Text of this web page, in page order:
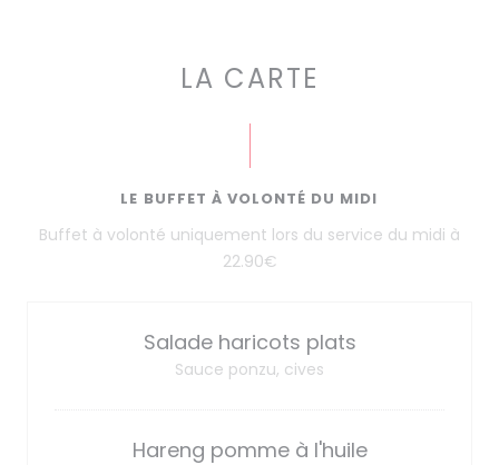
LA CARTE
LE BUFFET À VOLONTÉ DU MIDI
Buffet à volonté uniquement lors du service du midi à
22.90€
Salade haricots plats
Sauce ponzu, cives
Hareng pomme à l'huile